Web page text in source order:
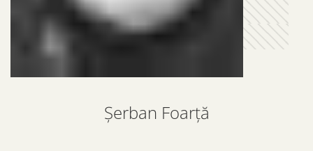
Șerban Foarță